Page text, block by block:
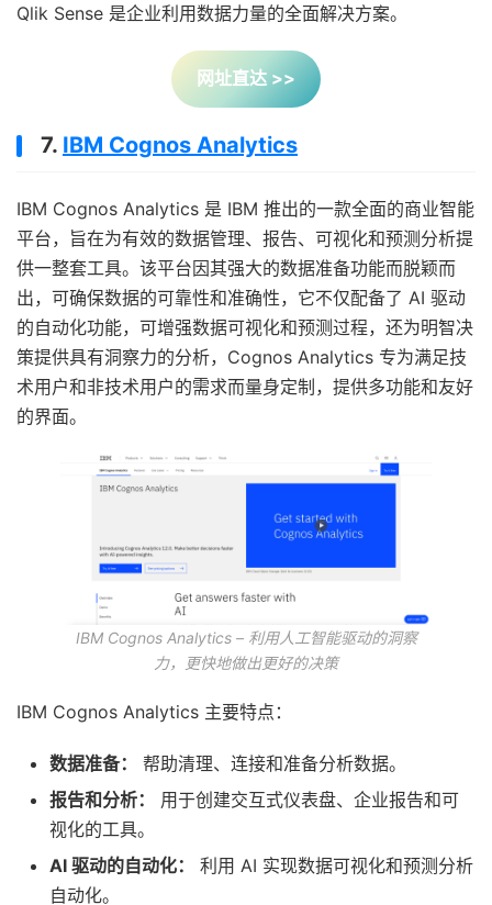
Qlik Sense 是企业利用数据力量的全面解决方案。
网址直达 >>
7. IBM Cognos Analytics
IBM Cognos Analytics 是 IBM 推出的一款全面的商业智能
平台，旨在为有效的数据管理、报告、可视化和预测分析提
供一整套工具。该平台因其强大的数据准备功能而脱颖而
出，可确保数据的可靠性和准确性，它不仅配备了 AI 驱动
的自动化功能，可增强数据可视化和预测过程，还为明智决
策提供具有洞察力的分析，Cognos Analytics 专为满足技
术用户和非技术用户的需求而量身定制，提供多功能和友好
的界面。
IBM Cognos Analytics – 利用人工智能驱动的洞察
力，更快地做出更好的决策
IBM Cognos Analytics 主要特点：
数据准备：
帮助清理、连接和准备分析数据。
报告和分析：
用于创建交互式仪表盘、企业报告和可
视化的工具。
AI 驱动的自动化：
利用 AI 实现数据可视化和预测分析
自动化。